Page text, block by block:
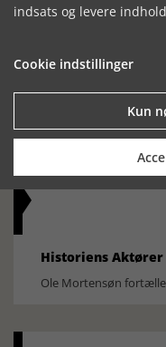
Historisk festival i
oktober - 1. november
Historiens Aktører
Ole Mortensøn
indsats og levere
Cookie indstillinger
Kun